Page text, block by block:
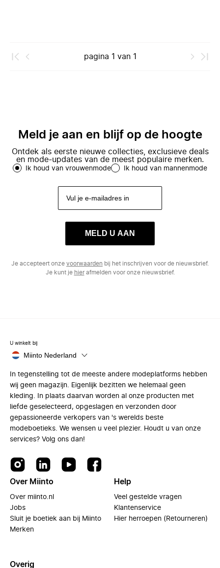
pagina 1 van 1
Meld je aan en blijf op de hoogte
Ontdek als eerste nieuwe collecties, exclusieve deals
en mode-updates van de meest populaire merken.
Ik houd van vrouwenmode Ik houd van mannenmode
MELD U AAN
Je accepteert onze voorwaarden bij het inschrijven voor de nieuwsbrief.
Je kunt je hierafmelden voor onze nieuwsbrief.
U winkelt bij
Miinto Nederland
In tegenstelling tot de meeste andere modeplatforms hebben
wij geen magazijn. Eigenlijk bezitten we helemaal geen
kleding. In plaats daarvan worden al onze producten met
liefde geselecteerd, opgeslagen en verzonden door
gepassioneerde verkopers van 's werelds beste
modeboetieks. We wensen u veel plezier. Houdt u van onze
services? Volg ons dan!
Over Miinto
Over miinto.nl
Jobs
Sluit je boetiek aan bij Miinto
Merken
Help
Veel gestelde vragen
Klantenservice
Hier herroepen (Retourneren)
Overig